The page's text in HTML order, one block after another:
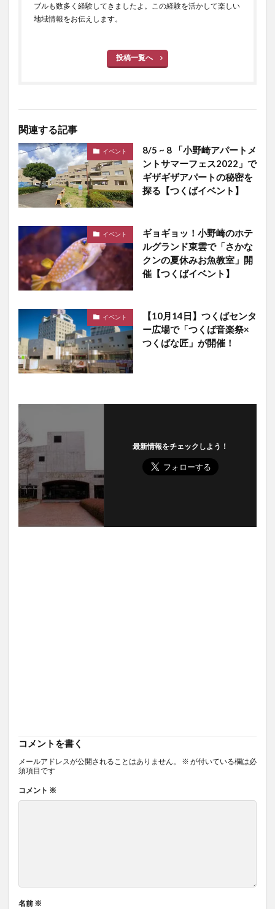
ブルも数多く経験してきましたよ。この経験を活かして楽しい
地域情報をお伝えします。
投稿一覧へ
関連する記事
イベント
8/5 ~ 8 「小野崎アパートメ
ントサマーフェス2022」で
ギザギザアパートの秘密を
探る【つくばイベント】
イベント
ギョギョッ！小野崎のホテ
ルグランド東雲で「さかな
クンの夏休みお魚教室」開
催【つくばイベント】
イベント
【10月14日】つくばセンタ
ー広場で「つくば音楽祭×
つくばな匠」が開催！
最新情報をチェックしよう！
コメントを書く
メールアドレスが公開されることはありません。 ※ が付いている欄は必
須項目です
コメント ※
名前 ※